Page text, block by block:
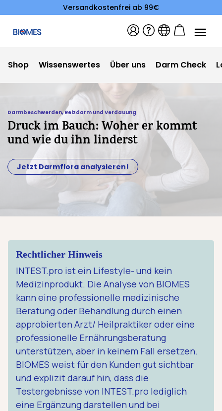
Versandkostenfrei ab 99€
Shop Wissenswertes Über uns Darm Check
Darmbeschwerden,Reizdarm und Verdauung
Druck im Bauch: Woher er kommt
und wie du ihn linderst
Jetzt Darmflora analysieren!
Rechtlicher Hinweis
INTEST.pro ist ein Lifestyle- und kein
Medizinprodukt. Die Analyse von BIOMES
kann eine professionelle medizinische
Beratung oder Behandlung durch einen
approbierten Arzt/ Heilpraktiker oder eine
professionelle Ernährungsberatung
unterstützen, aber in keinem Fall ersetzen.
BIOMES weist für den Kunden gut sichtbar
und explizit darauf hin, dass die
Testergebnisse von INTEST.pro lediglich
eine Ergänzung darstellen und bei